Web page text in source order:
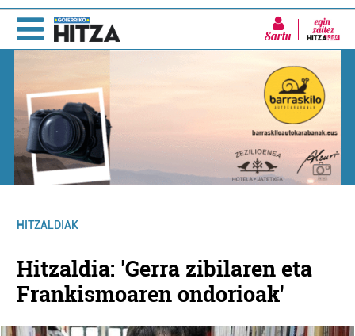
Sartu
HITZALDIAK
Hitzaldia: 'Gerra zibilaren eta
Frankismoaren ondorioak'